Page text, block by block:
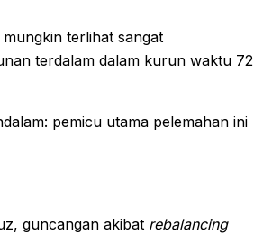
terlihat sangat
terdalam dalam kurun waktu 72
pemicu utama pelemahan ini
guncangan akibat rebalancing